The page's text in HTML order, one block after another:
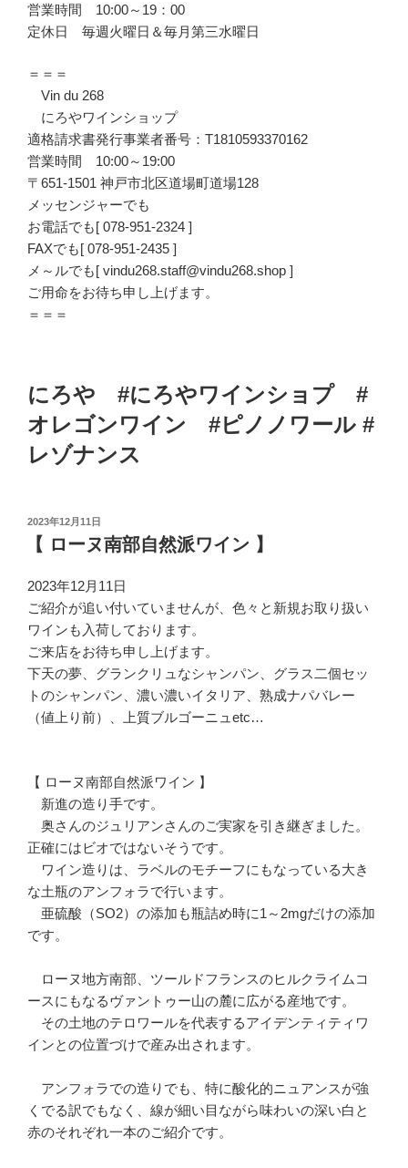
営業時間 10:00～19：00
定休日 毎週火曜日＆毎月第三水曜日
＝＝＝
Vin du 268
にろやワインショップ
適格請求書発行事業者番号：T1810593370162
営業時間 10:00～19:00
〒651-1501 神戸市北区道場町道場128
メッセンジャーでも
お電話でも[ 078-951-2324 ]
FAXでも[ 078-951-2435 ]
メ～ルでも[ vindu268.staff@vindu268.shop ]
ご用命をお待ち申し上げます。
＝＝＝
にろや #にろやワインショプ #
オレゴンワイン #ピノノワール #
レゾナンス
投
日:
2023年12月11日
【 ローヌ南部自然派ワイン 】
2023年12月11日
ご紹介が追い付いていませんが、色々と新規お取り扱い
ワインも入荷しております。
ご来店をお待ち申し上げます。
下天の夢、グランクリュなシャンパン、グラス二個セッ
トのシャンパン、濃い濃いイタリア、熟成ナパバレー
（値上り前）、上質ブルゴーニュetc…
【 ローヌ南部自然派ワイン 】
新進の造り手です。
奥さんのジュリアンさんのご実家を引き継ぎました。
正確にはビオではないそうです。
ワイン造りは、ラベルのモチーフにもなっている大き
な土瓶のアンフォラで行います。
亜硫酸（SO2）の添加も瓶詰め時に1～2mgだけの添加
です。
ローヌ地方南部、ツールドフランスのヒルクライムコ
ースにもなるヴァントゥー山の麓に広がる産地です。
その土地のテロワールを代表するアイデンティティワ
インとの位置づけで産み出されます。
アンフォラでの造りでも、特に酸化的ニュアンスが強
くでる訳でもなく、線が細い目ながら味わいの深い白と
赤のそれぞれ一本のご紹介です。